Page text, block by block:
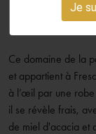
Je
17,16 €
Ce domaine de la
et appartient à
à l’œil par une
il se révèle frais,
de miel d'acacia et